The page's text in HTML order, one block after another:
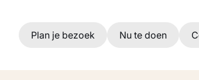
Ga naar hoofdinhoud
Plan je bezoek Nu te doen